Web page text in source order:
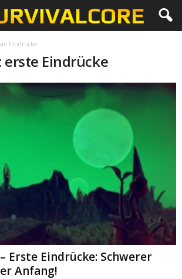
Eindrücke
erste Eindrücke
– Erste Eindrücke: Schwerer
Anfang!